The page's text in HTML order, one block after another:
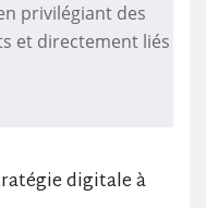
privilégiant des
et directement liés
digitale à